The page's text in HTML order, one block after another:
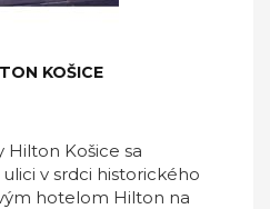
KOŠICE
Košice sa
v srdci historického
hotelom Hilton na